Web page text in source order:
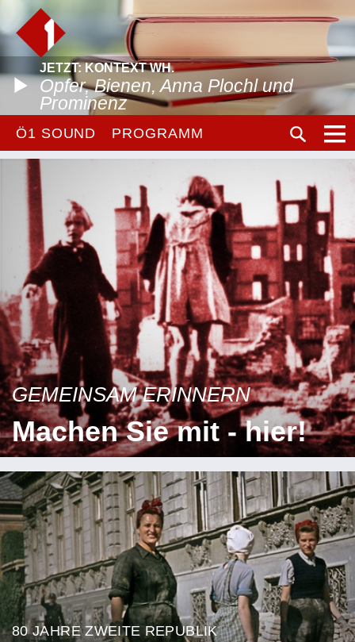
JETZT: KONTEXT WH.
Opfer, Bienen, Anna Plochl und
Prominenz
Ö1 SOUND PROGRAMM
GEMEINSAM ERINNERN
Machen Sie mit - hier!
80 JAHRE ZWEITE REPUBLIK